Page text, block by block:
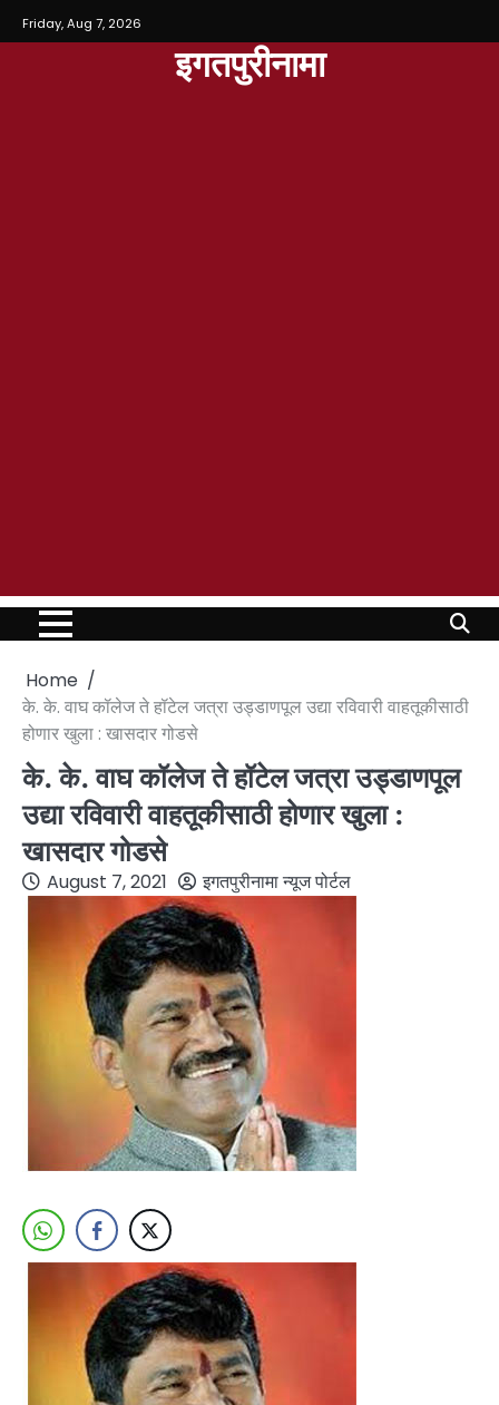
Friday, Aug 7, 2026
इगतपुरीनामा
Home
के. के. वाघ कॉलेज ते हॉटेल जत्रा उड्डाणपूल उद्या रविवारी वाहतूकीसाठी
होणार खुला : खासदार गोडसे
के. के. वाघ कॉलेज ते हॉटेल जत्रा उड्डाणपूल
उद्या रविवारी वाहतूकीसाठी होणार खुला :
खासदार गोडसे
August 7, 2021 इगतपुरीनामा न्यूज पोर्टल